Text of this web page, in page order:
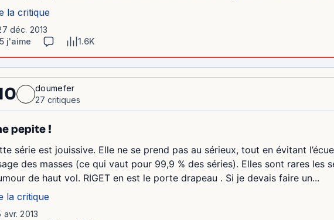
la critique
déc. 2013
5 j'aime
1.6K
doumefer
27 critiques
pepite !
série est jouissive. Elle ne se prend pas au sérieux, tout en évitant
des masses (ce qui vaut pour 99,9 % des séries). Elles sont rares les
de haut vol. RIGET en est le porte drapeau . Si je devais faire un...
la critique
avr. 2013